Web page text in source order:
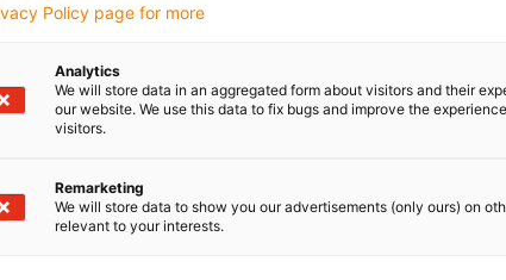
Policy page for more
Analytics
We will store data in an aggregated form about visitors and their
our website. We use this data to fix bugs and improve the
visitors.
Remarketing
We will store data to show you our advertisements (only ours) on
relevant to your interests.